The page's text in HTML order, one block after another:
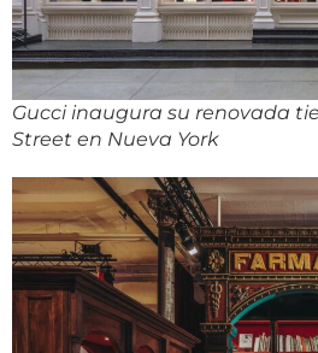
Gucci inaugura su renovada
Street en Nueva York